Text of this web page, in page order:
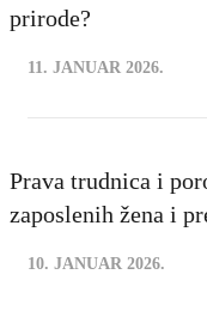
prirode?
11. JANUAR 2026.
Prava trudnica i
zaposlenih žena i
10. JANUAR 2026.